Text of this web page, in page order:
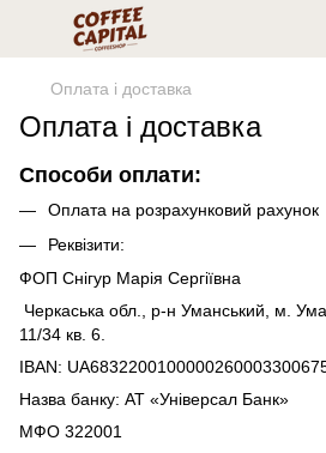
Оплата і доставка
Оплата і доставка
Способи оплати:
Оплата на розрахунковий рахунок
Реквізити:
ФОП Снігур Марія Сергіївна
Черкаська обл., р-н Уманський, м.
11/34 кв. 6.
IBAN:
Назва банку: АТ «Універсал Банк»
МФО 322001